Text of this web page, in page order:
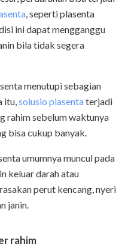
, seperti plasenta
ini dapat mengganggu
bila tidak segera
menutupi sebagian
itu,solusio plasentaterjadi
rahim sebelum waktunya
bisa cukup banyak.
umumnya muncul pada
keluar darah atau
perut kencang, nyeri
janin.
rahim